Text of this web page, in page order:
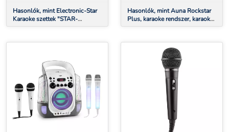
Hasonlók, mint Electronic-Star
Karaoke szettek "STAR-
Schöneberg" , SPB-210 PA
Hasonlók, mint Auna Rockstar
Plus, karaoke rendszer, karaoke
készülék, bluetooth, USB, CD,